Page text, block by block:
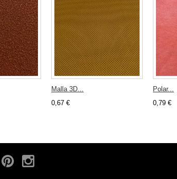
Malla 3D...
0,67 €
Polar...
0,79 €